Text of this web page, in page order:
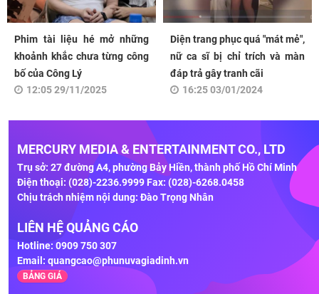
Phim tài liệu hé mở những
khoảnh khắc chưa từng công
bố của Công Lý
12:05 29/11/2025
Diện trang phục quá "mát mẻ",
nữ ca sĩ bị chỉ trích và màn
đáp trả gây tranh cãi
16:25 03/01/2024
MERCURY MEDIA & ENTERTAINMENT CO., LTD
Trụ sở: 27 đường A4, phường Bảy Hiền, thành phố Hồ Chí Minh
Điện thoại: (028)-2236.9999 Fax: (028)-6268.0458
Chịu trách nhiệm nội dung: Đào Trọng Nhân
LIÊN HỆ QUẢNG CÁO
Hotline: 0909 750 307
Email: quangcao@phunuvagiadinh.vn
BẢNG GIÁ